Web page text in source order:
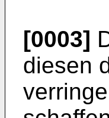
[0003]
diesen